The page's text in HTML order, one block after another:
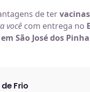
de tervacinas
vocêcom entrega no
São José dos
Frio